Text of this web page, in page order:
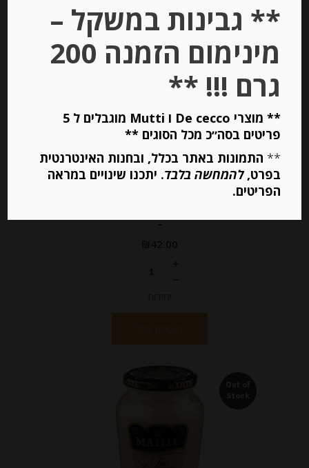
מארז מיני חרדל דיז’ון “Fallot” עם
תוספות
-
** גבינות במשקל –
מינימום הזמנה 200
גרם !!! **
** מוצרי De cecco ו Mutti מוגבלים ל 5
פריטים בסה״כ מכל הסוגים **
** התמונות באתר בכלל, ובחנות האינטרנטית
בפרט,להמחשה בלבד. יתכנו שינויים במראה
הפריטים.